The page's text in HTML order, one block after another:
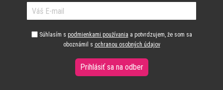
Súhlasím s podmienkami používania a potvrdzujem, že som sa
oboznámil s ochranou osobných údajov
Prihlásiť sa na odber